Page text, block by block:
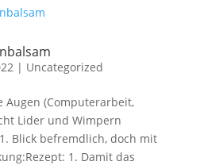
| Uncategorized
Augen (Computerarbeit,
Lider und Wimpern
Blick befremdlich, doch mit
1. Damit das